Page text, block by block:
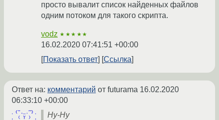
просто вывалит список найденных файлов
одним потоком для такого скрипта.
vodz ★★★★★
16.02.2020 07:41:51 +00:00
Показать ответ
Ссылка
Ответ на: комментарий от futurama 16.02.2020
06:33:10 +00:00
Hy-Hy